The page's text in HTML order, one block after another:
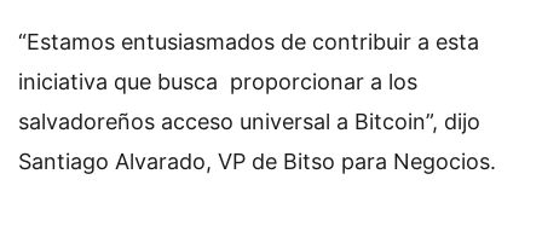
“Estamos entusiasmados de contribuir a esta
iniciativa que busca proporcionar a los
salvadoreños acceso universal a Bitcoin”, dijo
Santiago Alvarado, VP de Bitso para Negocios.